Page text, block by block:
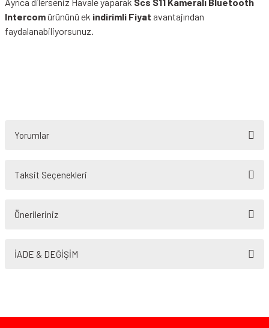
Intercomürününü ek indirimli Fiyat avantajından
faydalanabiliyorsunuz.
Yorumlar
Taksit Seçenekleri
Önerileriniz
yetersiz gördüğünüz noktaları öneri formunu kullanarak tarafımıza
İADE & DEĞİŞİM